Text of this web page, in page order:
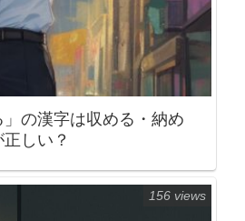
の漢字は収める・納め
しい？
156 views